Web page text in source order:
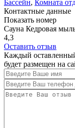
Бассейн, Комната
Контактные данные
Показать номер
Сауна Кедровая
4,3
Оставить отзыв
Каждый
будет размещен на